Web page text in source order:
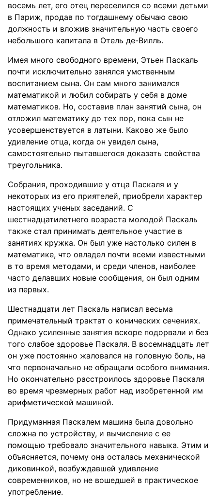
восемь лет, его отец переселился со всеми детьми
в Париж, продав по тогдашнему обычаю свою
должность и вложив значительную часть своего
небольшого капитала в Отель де-Вилль.
Имея много свободного времени, Этьен Паскаль
почти исключительно занялся умственным
воспитанием сына. Он сам много занимался
математикой и любил собирать у себя в доме
математиков. Но, составив план занятий сына, он
отложил математику до тех пор, пока сын не
усовершенствуется в латыни. Каково же было
удивление отца, когда он увидел сына,
самостоятельно пытавшегося доказать свойства
треугольника.
Собрания, проходившие у отца Паскаля и у
некоторых из его приятелей, приобрели характер
настоящих ученых заседаний. С
шестнадцатилетнего возраста молодой Паскаль
также стал принимать деятельное участие в
занятиях кружка. Он был уже настолько силен в
математике, что овладел почти всеми известными
в то время методами, и среди членов, наиболее
часто делавших новые сообщения, он был одним
из первых.
Шестнадцати лет Паскаль написал весьма
примечательный трактат о конических сечениях.
Однако усиленные занятия вскоре подорвали и без
того слабое здоровье Паскаля. В восемнадцать лет
он уже постоянно жаловался на головную боль, на
что первоначально не обращали особого внимания.
Но окончательно расстроилось здоровье Паскаля
во время чрезмерных работ над изобретенной им
арифметической машиной.
Придуманная Паскалем машина была довольно
сложна по устройству, и вычисление с ее
помощью требовало значительного навыка. Этим и
объясняется, почему она осталась механической
диковинкой, возбуждавшей удивление
современников, но не вошедшей в практическое
употребление.